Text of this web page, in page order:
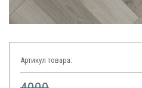
Артикул товара: